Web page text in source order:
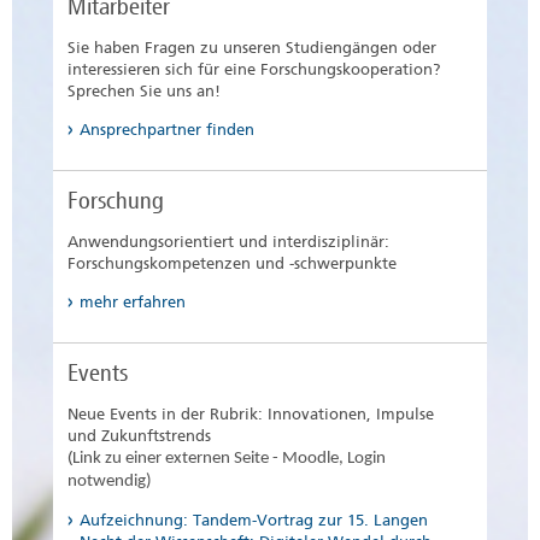
Mitarbeiter
Sie haben Fragen zu unseren Studiengängen oder
interessieren sich für eine Forschungskooperation?
Sprechen Sie uns an!
Ansprechpartner finden
Forschung
Anwendungsorientiert und interdisziplinär:
Forschungskompetenzen und -schwerpunkte
mehr erfahren
Events
Neue Events in der Rubrik: Innovationen, Impulse
und Zukunftstrends
(Link zu einer externen Seite - Moodle, Login
notwendig)
Aufzeichnung: Tandem-Vortrag zur 15. Langen